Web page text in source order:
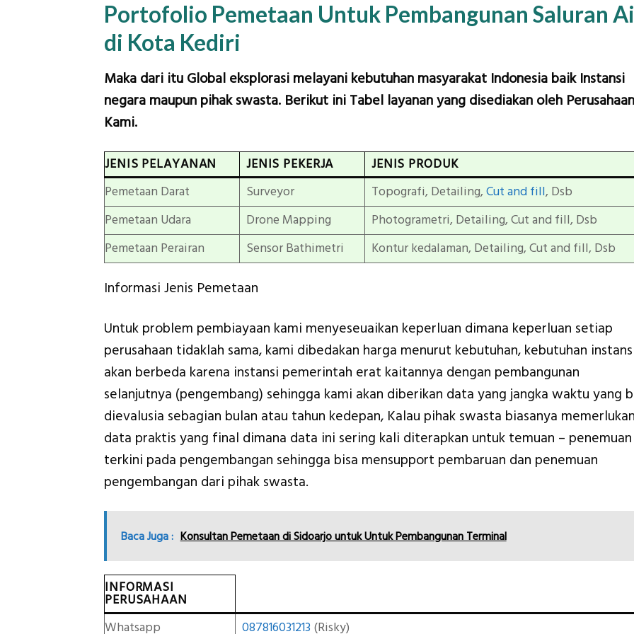
Portofolio Pemetaan Untuk Pembangunan Saluran
di Kota Kediri
Maka dari itu Global eksplorasi melayani kebutuhan masyarakat Indonesia baik Instansi
negara maupun pihak swasta. Berikut ini Tabel layanan yang disediakan oleh Perusahaan
Kami.
JENIS PELAYANAN JENIS PEKERJA
JENIS PRODUK
Pemetaan Darat
Surveyor Topografi, Detailing, Cut and fill, Dsb
Pemetaan Udara
Drone Mapping
Photogrametri, Detailing, Cut and fill, Dsb
Pemetaan Perairan
Sensor Bathimetri Kontur kedalaman, Detailing, Cut and fill, Dsb
Informasi Jenis Pemetaan
Untuk problem pembiayaan kami menyeseuaikan keperluan dimana keperluan setiap
perusahaan tidaklah sama, kami dibedakan harga menurut kebutuhan, kebutuhan
akan berbeda karena instansi pemerintah erat kaitannya dengan pembangunan
selanjutnya (pengembang) sehingga kami akan diberikan data yang jangka waktu yang
dievalusia sebagian bulan atau tahun kedepan, Kalau pihak swasta biasanya memerlukan
data praktis yang final dimana data ini sering kali diterapkan untuk temuan – penemuan
terkini pada pengembangan sehingga bisa mensupport pembaruan dan penemuan
pengembangan dari pihak swasta.
Baca Juga : Konsultan Pemetaan di Sidoarjo untuk Untuk Pembangunan Terminal
INFORMASI
PERUSAHAAN
Whatsapp
087816031213 (Risky)